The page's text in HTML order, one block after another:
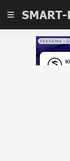
SMART-
РЕКЛАМА •